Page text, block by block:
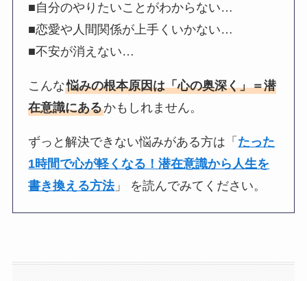
■自分のやりたいことがわからない…
■恋愛や人間関係が上手くいかない…
■不安が消えない…
こんな悩みの根本原因は「心の奥深く」＝潜
在意識にあるかもしれません。
ずっと解決できない悩みがある方は「 たった
1時間で心が軽くなる！潜在意識から人生を
書き換える方法」 を読んでみてください。